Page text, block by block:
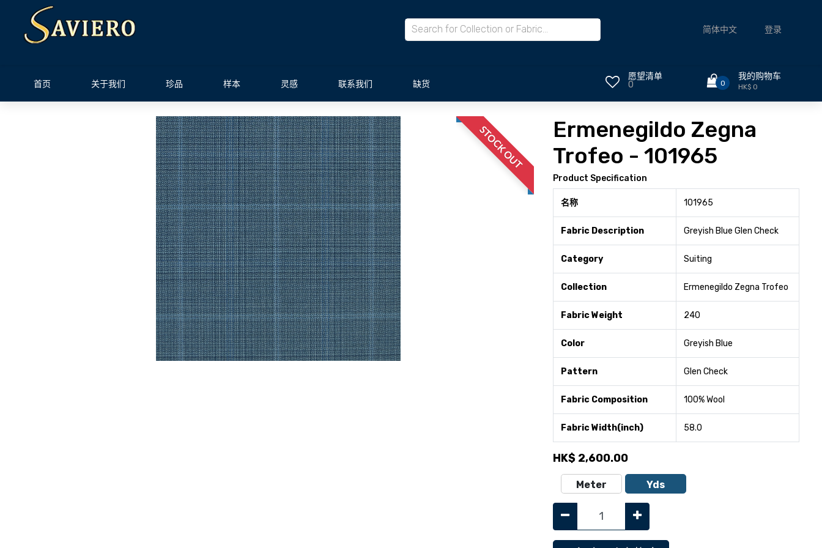
简体中文 登录
首页 关于我们 珍品 样本 灵感 联系我们 缺货
愿望清单
0
0
我的购物车
HK$ 0
STOCK OUT
Ermenegildo Zegna
Trofeo - 101965
Product Specification
名称 101965
Fabric Description Greyish Blue Glen Check
Category Suiting
Collection Ermenegildo Zegna Trofeo
Fabric Weight 240
Color Greyish Blue
Pattern Glen Check
Fabric Composition 100% Wool
Fabric Width(inch) 58.0
HK$ 2,600.00
Meter Yds